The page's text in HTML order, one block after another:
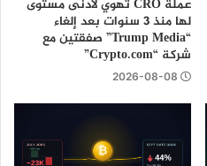
عملة CRO تهوي لأدنى مستوى
لها منذ 3 سنوات بعد إلغاء
“Trump Media” صفقتين مع
شركة “Crypto.com”
2026-08-08